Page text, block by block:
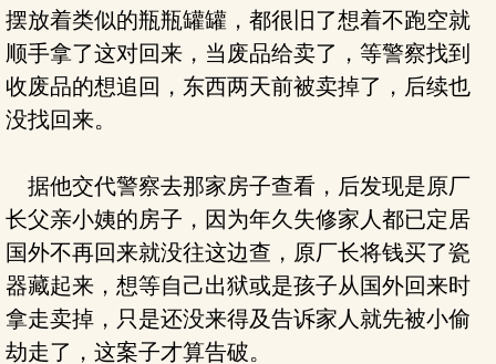
摆放着类似的瓶瓶罐罐，都很旧了想着不跑空就
顺手拿了这对回来，当废品给卖了，等警察找到
收废品的想追回，东西两天前被卖掉了，后续也
没找回来。
据他交代警察去那家房子查看，后发现是原厂
长父亲小姨的房子，因为年久失修家人都已定居
国外不再回来就没往这边查，原厂长将钱买了瓷
器藏起来，想等自己出狱或是孩子从国外回来时
拿走卖掉，只是还没来得及告诉家人就先被小偷
劫走了，这案子才算告破。